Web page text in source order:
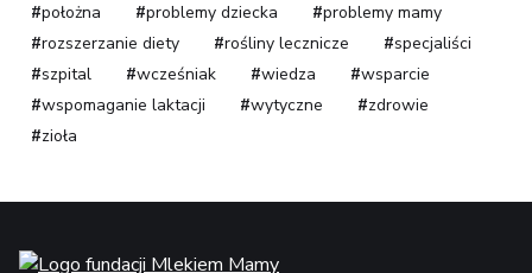
położna
problemy dziecka
problemy mamy
rozszerzanie diety
rośliny lecznicze
specjaliści
szpital
wcześniak wiedza
wsparcie
wspomaganie laktacji
wytyczne
zdrowie
zioła